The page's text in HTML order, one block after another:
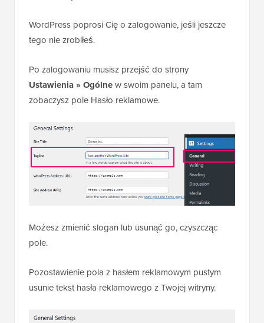
WordPress poprosi Cię o zalogowanie, jeśli jeszcze
tego nie zrobiłeś.
Po zalogowaniu musisz przejść do strony
Ustawienia » Ogólnew swoim panelu, a tam
zobaczysz pole Hasło reklamowe.
Możesz zmienić slogan lub usunąć go, czyszcząc
pole.
Pozostawienie pola z hasłem reklamowym pustym
usunie tekst hasła reklamowego z Twojej witryny.